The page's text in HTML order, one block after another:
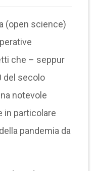
(open science)
che – seppur
del secolo
notevole
in particolare
pandemia da